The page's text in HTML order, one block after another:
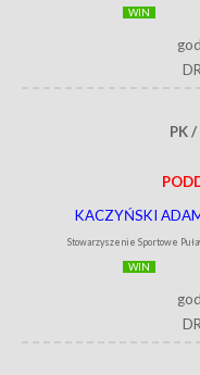
WIN
PK
KACZYŃSKI
Stowarzyszenie Sportowe
WIN